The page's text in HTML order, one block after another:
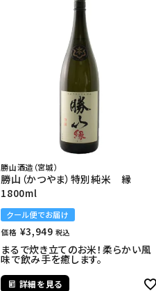
勝山酒造（宮城）
勝山（かつやま）特別純米 縁
1800ml
クール便でお届け
価格 ¥3,949 税込
まるで炊き立てのお米！柔らかい風
味で飲み手を癒します。
詳細を見る